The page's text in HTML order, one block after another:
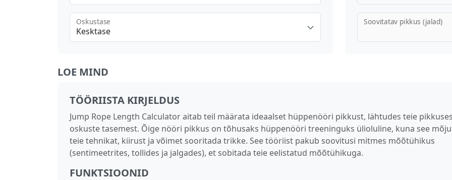
Kesktase
Oskustase Soovitatav pikkus (jalad)
LOE MIND
TÖÖRIISTA KIRJELDUS
Jump Rope Length Calculator aitab teil määrata ideaalset hüppenööri pikkust, lähtudes teie
oskuste tasemest. Õige nööri pikkus on tõhusaks hüppenööri treeninguks ülioluline, kuna see
teie tehnikat, kiirust ja võimet sooritada trikke. See tööriist pakub soovitusi mitmes mõõtühikus
(sentimeetrites, tollides ja jalgades), et sobitada teie eelistatud mõõtühikuga.
FUNKTSIOONID